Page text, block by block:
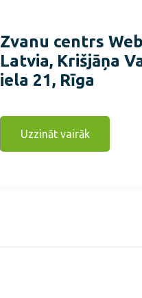
Zvanu centrs
Latvia, Krišjāņa
iela 21, Rīga
Uzzināt vairāk